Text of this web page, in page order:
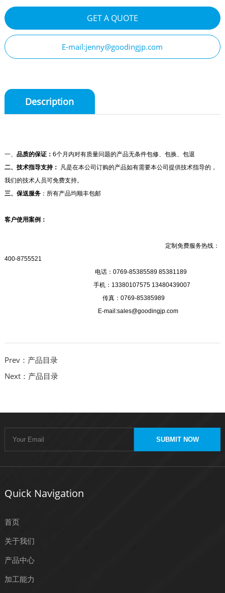
GET A QUOTE
E-mail:jenny@goodingjp.com
Description
一、 品质的保证： 6个月内对有质量问题的产品无条件包修、包换、包退
二、技术指导支持： 凡是在本公司订购的产品如有需要本公司提供技术指导的，
我们的技术人员可免费支持。
三、保送服务：所有产品均顺丰包邮
客户使用案例：
定制免费服务热线：
400-8755521
电话：0769-85385589 85381189
手机：13380107575 13480439007
传真：0769-85385989
E-mail:sales@goodingjp.com
Prev：产品目录
Next：产品目录
SUBMIT NOW
Quick Navigation
首页
关于我们
产品中心
加工能力